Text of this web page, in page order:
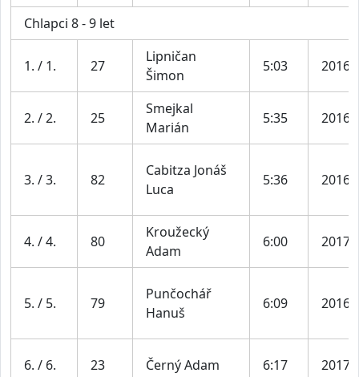
Chlapci 8 - 9 let
1. / 1. 27
Lipničan
Šimon
5:03 2016
2. / 2. 25
Smejkal
Marián
5:35 2016
3. / 3. 82
Cabitza Jonáš
Luca
5:36 2016
4. / 4. 80
Kroužecký
Adam
6:00 2017
5. / 5. 79
Punčochář
Hanuš
6:09 2016
6. / 6. 23 Černý Adam 6:17 2017